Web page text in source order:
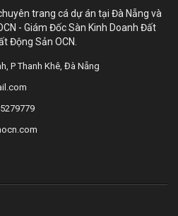
trang cá dự án tại Đà Nẵng và
- Giám Đốc Sàn Kinh Doanh Đất
Động Sản OCN.
P Thanh Khê, Đà Nẵng